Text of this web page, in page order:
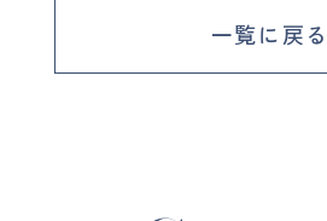
一覧に戻る